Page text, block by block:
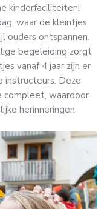
kinderfaciliteiten!
waar de kleintjes
ouders ontspannen.
begeleiding zorgt
vanaf 4 jaar zijn er
instructeurs. Deze
compleet, waardoor
herinneringen